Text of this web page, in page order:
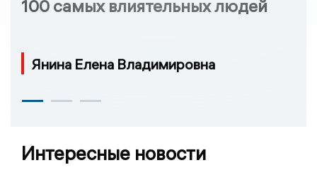
100 самых влиятельных людей
Янина Елена Владимировна
Интересные новости